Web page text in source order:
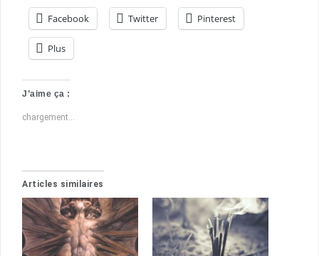
Facebook Twitter Pinterest
Plus
J’aime ça :
chargement…
Articles similaires